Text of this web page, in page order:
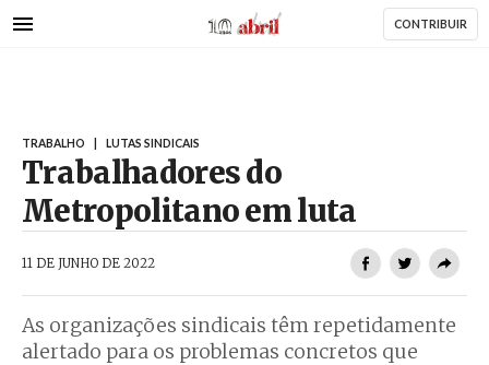
para
AbrilAbril CONTRIBUIR
TRABALHO LUTAS SINDICAIS
Trabalhadores do
Metropolitano em luta
11 DE JUNHO DE 2022
As organizações sindicais têm repetidamente
alertado para os problemas concretos que